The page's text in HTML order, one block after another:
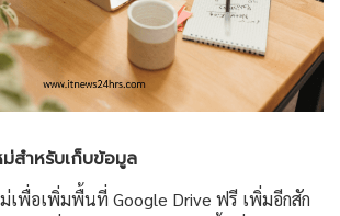
สำหรับเก็บข้อมูล
ม่เพื่อเพิ่มพื้นที่ Google Drive ฟรี เพิ่มอีกสัก